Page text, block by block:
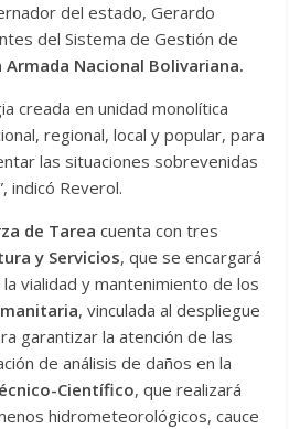
del estado, Gerardo
del Sistema de Gestión de
Armada Nacional Bolivariana.
creada en unidad monolítica
regional, local y popular, para
las situaciones sobrevenidas
indicó Reverol.
de Tarea cuenta con tres
y Servicios, que se encargará
vialidad y mantenimiento de los
, vinculada al despliegue
garantizar la atención de las
de análisis de daños en la
Científico, que realizará
hidrometeorológicos, cauce